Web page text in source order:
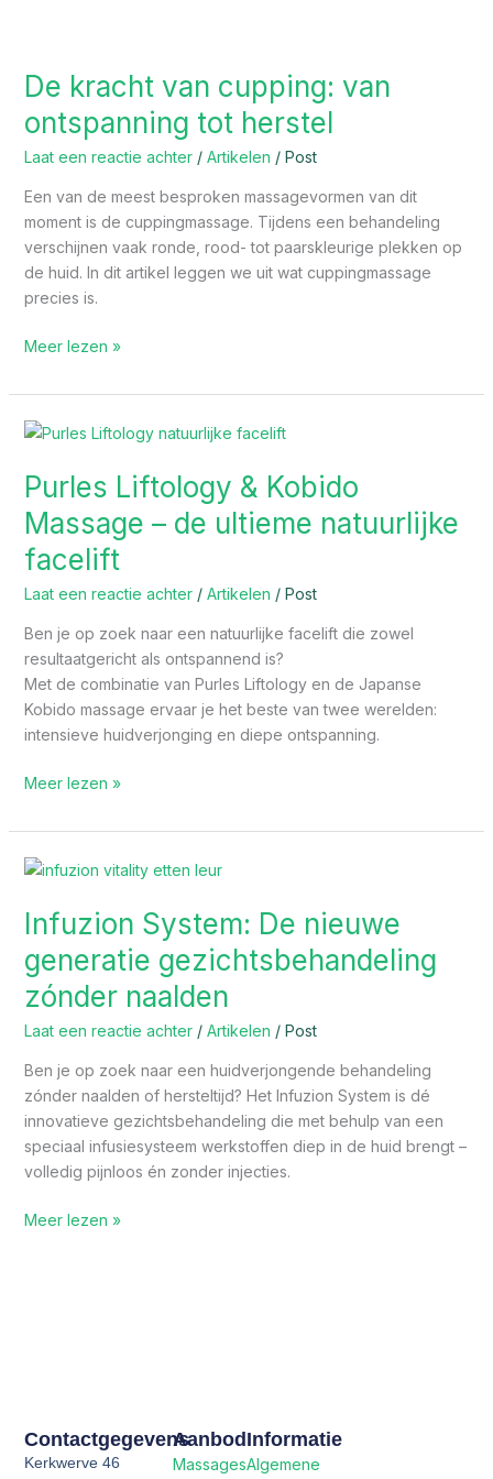
De kracht van cupping: van
ontspanning tot herstel
Laat een reactie achter / Artikelen / Post
Een van de meest besproken massagevormen van dit
moment is de cuppingmassage. Tijdens een behandeling
verschijnen vaak ronde, rood- tot paarskleurige plekken op
de huid. In dit artikel leggen we uit wat cuppingmassage
precies is.
van
van
ontspanning
herstel
Meer lezen »
Purles Liftology & Kobido
Massage – de ultieme natuurlijke
facelift
Laat een reactie achter / Artikelen / Post
Ben je op zoek naar een natuurlijke facelift die zowel
resultaatgericht als ontspannend is?
Met de combinatie van Purles Liftology en de Japanse
Kobido massage ervaar je het beste van twee werelden:
intensieve huidverjonging en diepe ontspanning.
Purles
&
Massage
–
natuurlijke
facelift
Meer lezen »
Infuzion System: De nieuwe
generatie gezichtsbehandeling
zónder naalden
Laat een reactie achter / Artikelen / Post
Ben je op zoek naar een huidverjongende behandeling
zónder naalden of hersteltijd? Het Infuzion System is dé
innovatieve gezichtsbehandeling die met behulp van een
speciaal infusiesysteem werkstoffen diep in de huid brengt –
volledig pijnloos én zonder injecties.
Infuzion
De
generatie
gezichtsbehandeling
Meer lezen »
Aanbod
Massages
Informatie
Algemene
Contactgegevens
Kerkwerve 46